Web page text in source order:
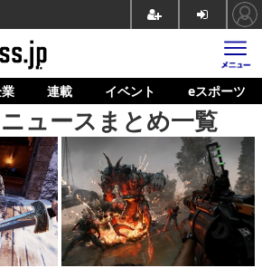
連載 イベント eスポーツ
ュースまとめ一覧